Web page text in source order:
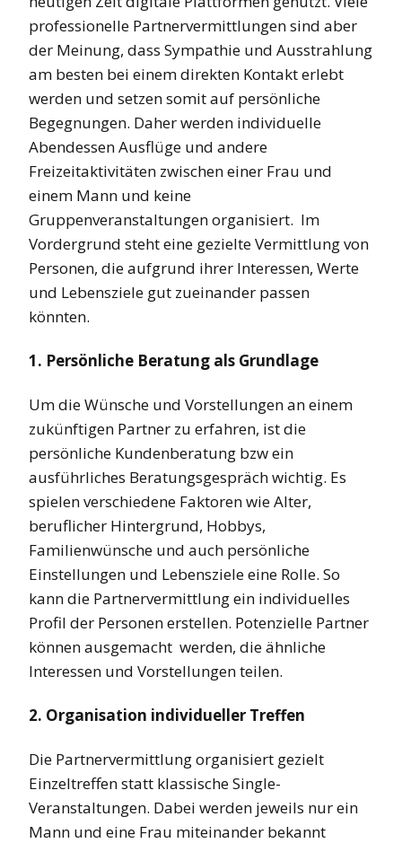
professionelle Partnervermittlungen sind aber
der Meinung, dass Sympathie und Ausstrahlung
am besten bei einem direkten Kontakt erlebt
werden und setzen somit auf persönliche
Begegnungen. Daher werden individuelle
Abendessen Ausflüge und andere
Freizeitaktivitäten zwischen einer Frau und
einem Mann und keine
Gruppenveranstaltungen organisiert. Im
Vordergrund steht eine gezielte Vermittlung von
Personen, die aufgrund ihrer Interessen, Werte
und Lebensziele gut zueinander passen
könnten.
1. Persönliche Beratung als Grundlage
Um die Wünsche und Vorstellungen an einem
zukünftigen Partner zu erfahren, ist die
persönliche Kundenberatung bzw ein
ausführliches Beratungsgespräch wichtig. Es
spielen verschiedene Faktoren wie Alter,
beruflicher Hintergrund, Hobbys,
Familienwünsche und auch persönliche
Einstellungen und Lebensziele eine Rolle. So
kann die Partnervermittlung ein individuelles
Profil der Personen erstellen. Potenzielle Partner
können ausgemacht werden, die ähnliche
Interessen und Vorstellungen teilen.
2. Organisation individueller Treffen
Die Partnervermittlung organisiert gezielt
Einzeltreffen statt klassische Single-
Veranstaltungen. Dabei werden jeweils nur ein
Mann und eine Frau miteinander bekannt